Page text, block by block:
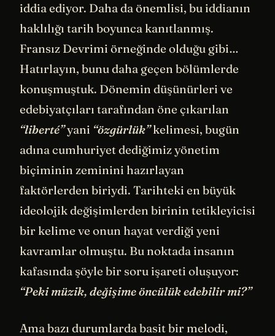
iddia ediyor. Daha da önemlisi, bu iddianın
haklılığı tarih boyunca kanıtlanmış.
Fransız Devrimi örneğinde olduğu gibi…
Hatırlayın, bunu daha geçen bölümlerde
konuşmuştuk. Dönemin düşünürleri ve
edebiyatçıları tarafından öne çıkarılan
“liberté”yani “özgürlük”kelimesi, bugün
adına cumhuriyet dediğimiz yönetim
biçiminin zeminini hazırlayan
faktörlerden biriydi. Tarihteki en büyük
ideolojik değişimlerden birinin tetikleyicisi
bir kelime ve onun hayat verdiği yeni
kavramlar olmuştu. Bu noktada insanın
kafasında şöyle bir soru işareti oluşuyor:
“Peki müzik, değişime öncülük edebilir mi?”
Ama bazı durumlarda basit bir melodi,